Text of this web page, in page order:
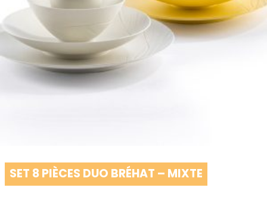
SET 8 PIÈCES DUO BRÉHAT – MIXTE